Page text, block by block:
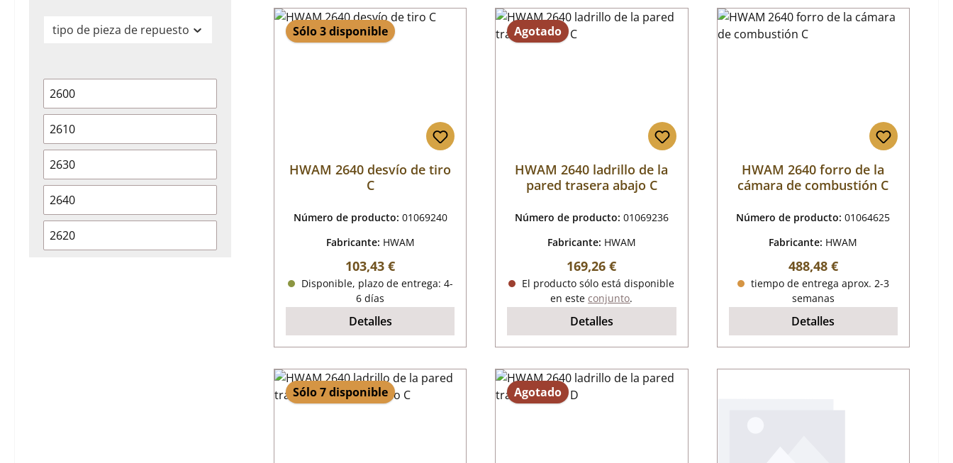
tipo de pieza de repuesto
2600
2610
2630
2640
2620
Sólo 3 disponible
HWAM 2640 desvío de tiro
C
Número de producto: 01069240
Fabricante: HWAM
Precio normal:
103,43 €
Disponible, plazo de entrega: 4-
6 días
Detalles
Agotado
HWAM 2640 ladrillo de la
pared trasera abajo C
Número de producto: 01069236
Fabricante: HWAM
Precio normal:
169,26 €
El producto sólo está disponible
en esteconjunto.
Detalles
HWAM 2640 forro de la
cámara de combustión C
Número de producto:01064625
Fabricante: HWAM
Precio normal:
488,48 €
tiempo de entrega aprox. 2-3
semanas
Detalles
Sólo 7 disponible Agotado